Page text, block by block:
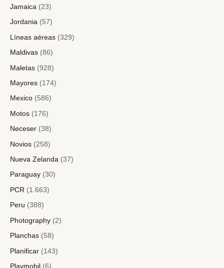
Jamaica (23)
Jordania (57)
Líneas aéreas (329)
Maldivas (86)
Maletas (928)
Mayores (174)
Mexico (586)
Motos (176)
Neceser (38)
Novios (258)
Nueva Zelanda (37)
Paraguay (30)
PCR (1.663)
Peru (388)
Photography (2)
Planchas (58)
Planificar (143)
Playmobil (6)